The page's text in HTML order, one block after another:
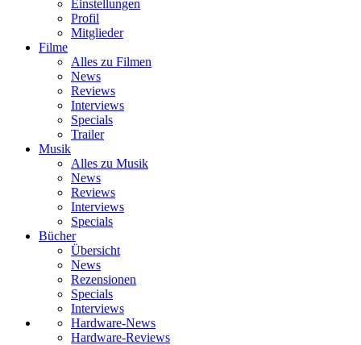
Einstellungen
Profil
Mitglieder
Filme
Alles zu Filmen
News
Reviews
Interviews
Specials
Trailer
Musik
Alles zu Musik
News
Reviews
Interviews
Specials
Bücher
Übersicht
News
Rezensionen
Specials
Interviews
Hardware-News
Hardware-Reviews